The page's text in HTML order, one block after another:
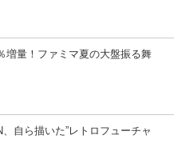
増量！ファミマ夏の大盤振る舞
自ら描いた”レトロフューチャ